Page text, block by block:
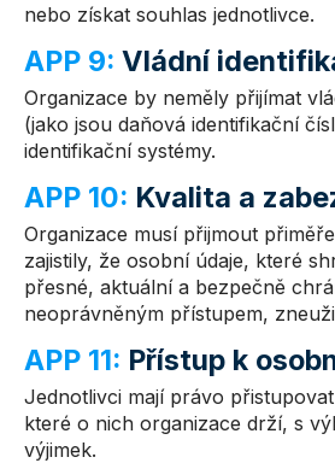
nebo získat souhlas jednotlivce.
APP 9: Vládní
Organizace by neměly přijímat
(jako jsou daňová identifikační
identifikační systémy.
APP 10: Kvalita a
Organizace musí přijmout
zajistily, že osobní údaje, které
přesné, aktuální a bezpečně
neoprávněným přístupem,
APP 11: Přístup k
Jednotlivci mají právo
které o nich organizace drží, s
výjimek.